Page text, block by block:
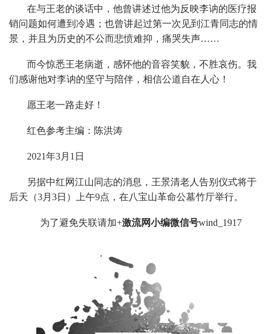
在与王老的谈话中，他曾讲述过他为反映李讷的医疗报
销问题如何遭到冷遇；也曾讲起过第一次见到江青同志的情
景，并且为历史的不公而悲愤难抑，痛哭失声……
而今惊悉王老病逝，感怀他的音容笑貌，不胜哀伤。我
们感谢他对李讷的坚守与陪伴，相信公道自在人心！
愿王老一路走好！
红色参考主编：陈洪涛
2021年3月1日
另据中红网江山同志的消息，王景清老人告别仪式将于
后天（3月3日）上午9点，在八宝山革命公墓竹厅举行。
为了避免失联请加+激流网小编微信号wind_1917